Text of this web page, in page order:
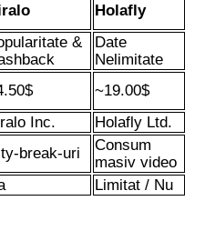
Holafly
&
Date
Nelimitate
~19.00$
Inc.
Holafly Ltd.
break-uri
Consum
masiv video
Limitat / Nu